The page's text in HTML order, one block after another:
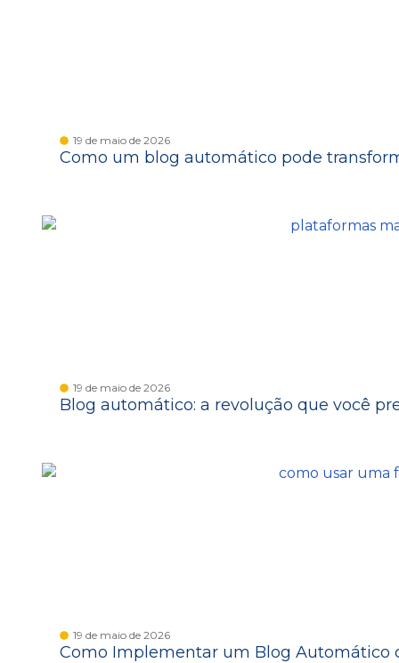
19 de maio de 2026
Como um blog automático pode
19 de maio de 2026
Blog automático: a revolução que você
19 de maio de 2026
Como Implementar um Blog Automático